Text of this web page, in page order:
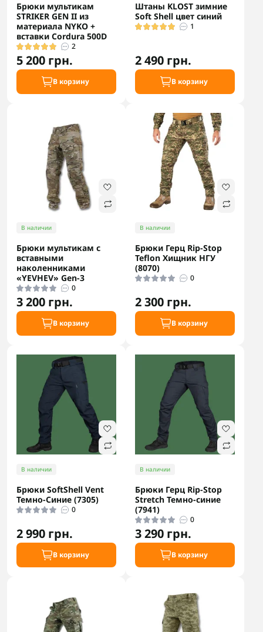
Брюки мультикам
STRIKER GEN II из
материала NYKO +
вставки Cordura 500D
2
5 200 грн.
В корзину
Штаны KLOST зимние
Soft Shell цвет синий
1
2 490 грн.
В корзину
В наличии
Брюки мультикам с
вставными
наколенниками
«YEVHEV» Gen-3
0
3 200 грн.
В корзину
В наличии
Брюки Герц Rip-Stop
Teflon Хищник НГУ
(8070)
0
2 300 грн.
В корзину
В наличии
Брюки SoftShell Vent
Темно-Синие (7305)
0
2 990 грн.
В корзину
В наличии
Брюки Герц Rip-Stop
Stretch Темно-синие
(7941)
0
3 290 грн.
В корзину